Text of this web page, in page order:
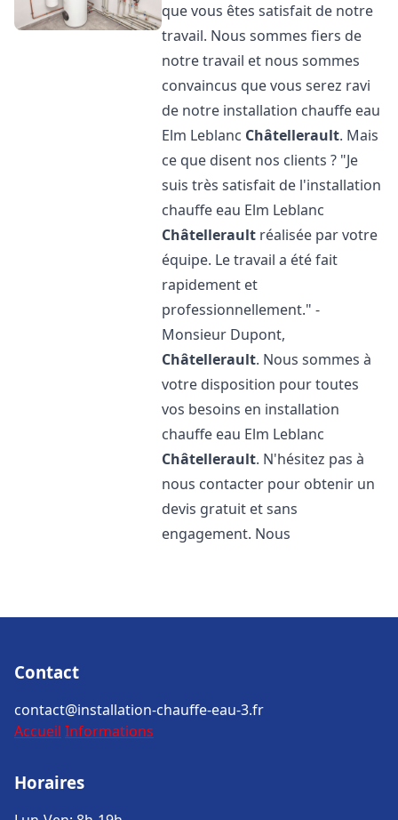
que vous êtes satisfait de notre
travail. Nous sommes fiers de
notre travail et nous sommes
convaincus que vous serez ravi
de notre installation chauffe eau
Elm Leblanc Châtellerault. Mais
ce que disent nos clients ? "Je
suis très satisfait de l'installation
chauffe eau Elm Leblanc
Châtellerault réalisée par votre
équipe. Le travail a été fait
rapidement et
professionnellement." -
Monsieur Dupont,
Châtellerault. Nous sommes à
votre disposition pour toutes
vos besoins en installation
chauffe eau Elm Leblanc
Châtellerault. N'hésitez pas à
nous contacter pour obtenir un
devis gratuit et sans
engagement. Nous
Contact
contact@installation-chauffe-eau-3.fr
Accueil Informations
Horaires